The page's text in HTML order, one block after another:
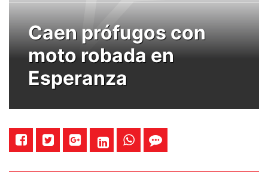
Caen prófugos con
moto robada en
Esperanza